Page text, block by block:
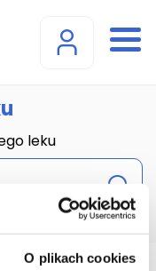
O plikach cookies
leku